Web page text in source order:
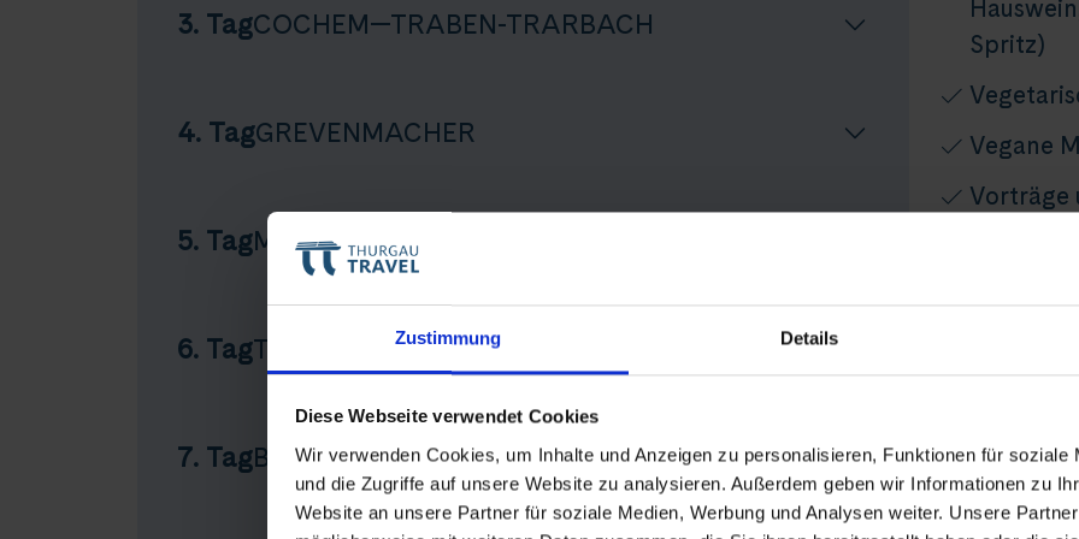
Zustimmung Details
Diese Webseite verwendet Cookies
Wir verwenden Cookies, um Inhalte und Anzeigen zu personalisieren, Funktionen für soziale
und die Zugriffe auf unsere Website zu analysieren. Außerdem geben wir Informationen zu
Website an unsere Partner für soziale Medien, Werbung und Analysen weiter. Unsere
Teile diese Reise
Auf dem Fluss zum vollen Genuss
3. TagCOCHEM—TRABEN-TRARBACH
4. TagGREVENMACHER
5. TagMERZIG—METTLACH—TRIER
6. TagTRIER—BERNKASTEL
7. TagBERNKASTEL
Spritz)
Vegane
Vorträge
Wifi
Thurgau
Audio-
Nicht